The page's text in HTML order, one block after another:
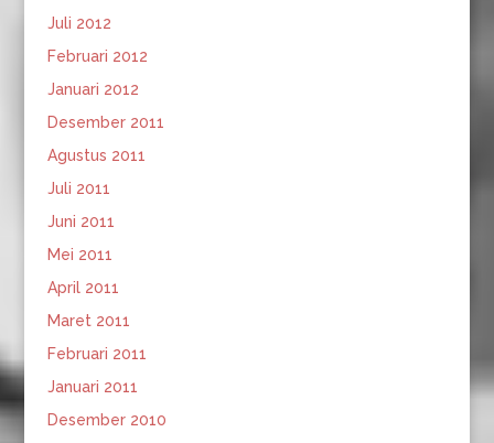
Juli 2012
Februari 2012
Januari 2012
Desember 2011
Agustus 2011
Juli 2011
Juni 2011
Mei 2011
April 2011
Maret 2011
Februari 2011
Januari 2011
Desember 2010